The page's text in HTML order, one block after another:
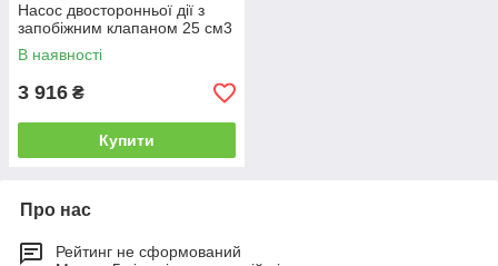
Насос двосторонньої дії з
запобіжним клапаном 25 см3
В наявності
3 916 ₴
Купити
Про нас
Рейтинг не сформований